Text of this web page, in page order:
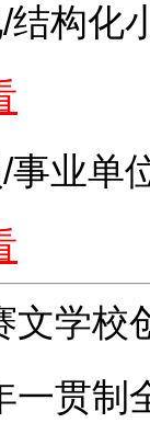
构化
/事业单
学校
一贯制